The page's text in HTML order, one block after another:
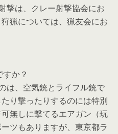
撃は、クレー射撃協会にお
猟については、猟友会にお
か？
は、空気銃とライフル銃で
り撃ったりするのには特別
無しに撃てるエアガン（玩
ツもありますが、東京都ラ